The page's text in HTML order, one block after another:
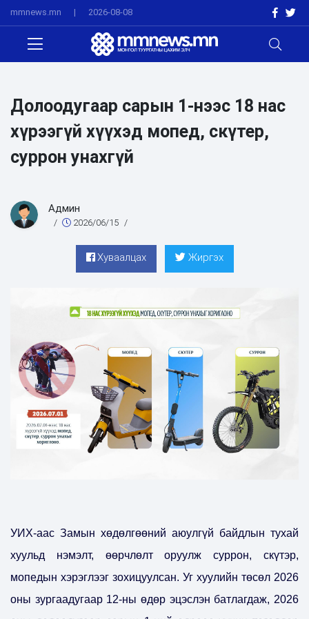
mmnews.mn | 2026-08-08
Долоодугаар сарын 1-нээс 18 нас
хүрээгүй хүүхэд мопед, скүтер,
суррон унахгүй
Админ
/ 2026/06/15 /
Хуваалцах Жиргэх
УИХ-аас Замын хөдөлгөөний аюулгүй байдлын тухай
хуульд нэмэлт, өөрчлөлт оруулж суррон, скүтэр,
мопедын хэрэглээг зохицуулсан. Уг хуулийн төсөл 2026
оны зургаадугаар 12-ны өдөр эцэслэн батлагдаж, 2026